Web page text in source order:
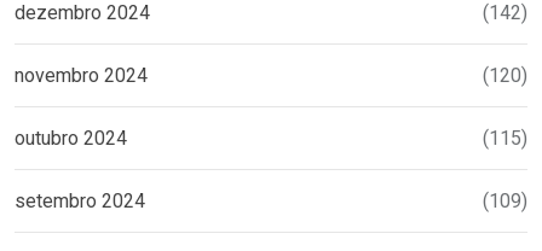
dezembro 2024 (142)
novembro 2024 (120)
outubro 2024 (115)
setembro 2024 (109)